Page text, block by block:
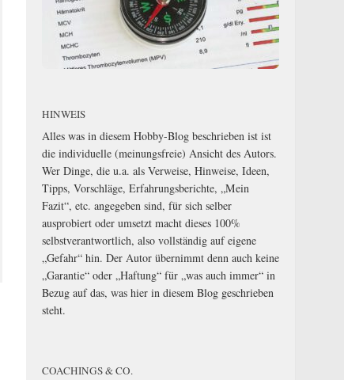
HINWEIS
Alles was in diesem Hobby-Blog beschrieben ist ist
die individuelle (meinungsfreie) Ansicht des Autors.
Wer Dinge, die u.a. als Verweise, Hinweise, Ideen,
Tipps, Vorschläge, Erfahrungsberichte, „Mein
Fazit“, etc. angegeben sind, für sich selber
ausprobiert oder umsetzt macht dieses 100%
selbstverantwortlich, also vollständig auf eigene
„Gefahr“ hin. Der Autor übernimmt denn auch keine
„Garantie“ oder „Haftung“ für „was auch immer“ in
Bezug auf das, was hier in diesem Blog geschrieben
steht.
COACHINGS & CO.